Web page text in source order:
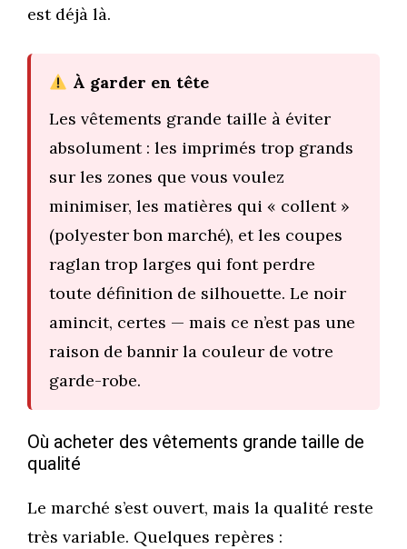
est déjà là.
À garder en tête
Les vêtements grande taille à éviter
absolument : les imprimés trop grands
sur les zones que vous voulez
minimiser, les matières qui « collent »
(polyester bon marché), et les coupes
raglan trop larges qui font perdre
toute définition de silhouette. Le noir
amincit, certes — mais ce n’est pas une
raison de bannir la couleur de votre
garde-robe.
Où acheter des vêtements grande taille de
qualité
Le marché s’est ouvert, mais la qualité reste
très variable. Quelques repères :